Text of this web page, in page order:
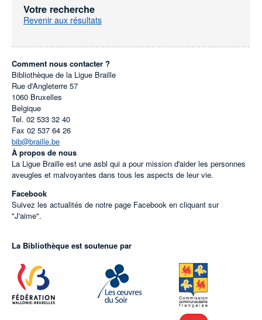
Votre recherche
Revenir aux résultats
Comment nous contacter ?
Bibliothèque de la Ligue Braille
Rue d'Angleterre 57
1060 Bruxelles
Belgique
Tel. 02 533 32 40
Fax 02 537 64 26
bib@braille.be
À propos de nous
La Ligue Braille est une asbl qui a pour mission d'aider les personnes
aveugles et malvoyantes dans tous les aspects de leur vie.
Facebook
Suivez les actualités de notre page Facebook en cliquant sur
"J'aime".
La Bibliothèque est soutenue par